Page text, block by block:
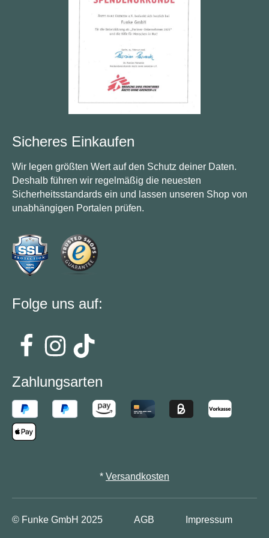
Sicheres Einkaufen
Wir legen größten Wert auf den Schutz deiner Daten.
Deshalb führen wir regelmäßig die neuesten
Sicherheitsstandards ein und lassen unseren Shop von
unabhängigen Portalen prüfen.
Folge uns auf:
Zahlungsarten
* Versandkosten
© Funke GmbH 2025 AGB Impressum